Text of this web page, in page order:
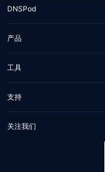
DNSPod
关于我们
媒体报道
合作伙伴
联系我们
产品
DNS 云解析
IGTM
HTTPDNS
工具
网站健康检测
WHOIS 查询
支持
服务与支持
关注我们